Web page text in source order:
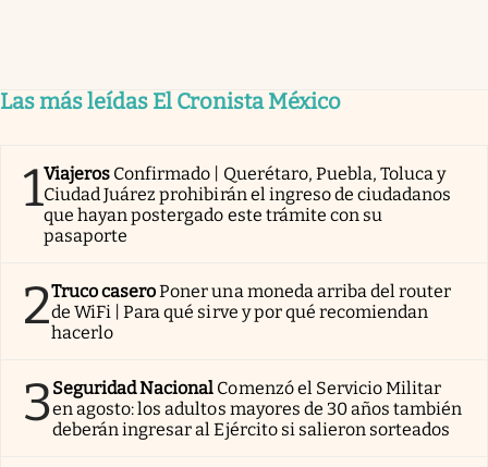
Las más leídas El Cronista México
1Viajeros Confirmado | Querétaro, Puebla, Toluca y
Ciudad Juárez prohibirán el ingreso de ciudadanos
que hayan postergado este trámite con su
pasaporte
2Truco caseroPoner una moneda arriba del router
de WiFi | Para qué sirve y por qué recomiendan
hacerlo
3Seguridad Nacional Comenzó el Servicio Militar
en agosto: los adultos mayores de 30 años también
deberán ingresar al Ejército si salieron sorteados